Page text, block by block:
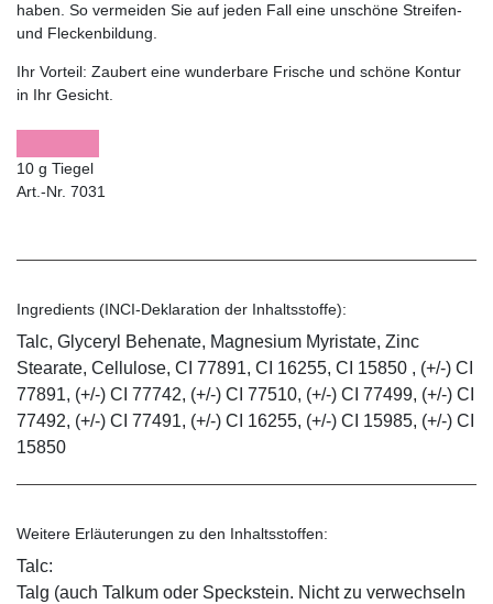
haben. So vermeiden Sie auf jeden Fall eine unschöne Streifen-
und Fleckenbildung.
Ihr Vorteil: Zaubert eine wunderbare Frische und schöne Kontur
in Ihr Gesicht.
10 g Tiegel
Art.-Nr. 7031
Ingredients (INCI-Deklaration der Inhaltsstoffe):
Talc, Glyceryl Behenate, Magnesium Myristate, Zinc
Stearate, Cellulose, CI 77891, CI 16255, CI 15850 , (+/-) CI
77891, (+/-) CI 77742, (+/-) CI 77510, (+/-) CI 77499, (+/-) CI
77492, (+/-) CI 77491, (+/-) CI 16255, (+/-) CI 15985, (+/-) CI
15850
Weitere Erläuterungen zu den Inhaltsstoffen:
Talc:
Talg (auch Talkum oder Speckstein. Nicht zu verwechseln